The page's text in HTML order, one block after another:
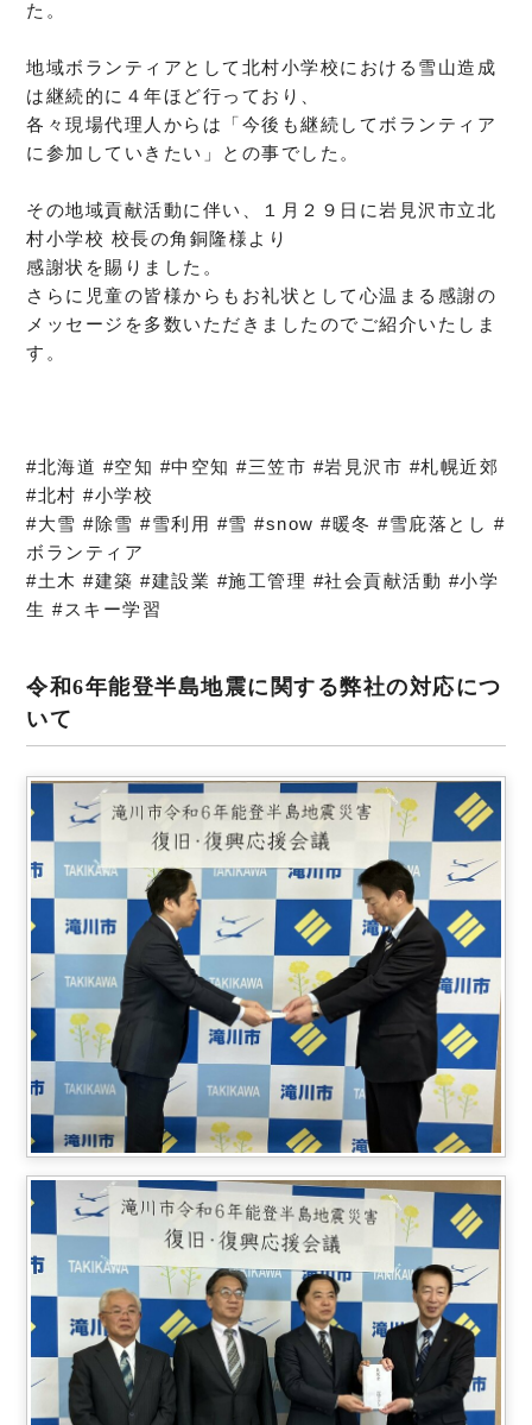
た。
地域ボランティアとして北村小学校における雪山造成
は継続的に４年ほど行っており、
各々現場代理人からは「今後も継続してボランティア
に参加していきたい」との事でした。
その地域貢献活動に伴い、１月２９日に岩見沢市立北
村小学校 校長の角銅隆様より
感謝状を賜りました。
さらに児童の皆様からもお礼状として心温まる感謝の
メッセージを多数いただきました のでご紹介いたしま
す。
#北海道 #空知 #中空知 #三笠市 #岩見沢市 #札幌近郊
#北村 #小学校
#大雪 #除雪 #雪利用 #雪 #snow #暖冬 #雪庇落とし #
ボランティア
#土木 #建築 #建設業 #施工管理 #社会貢献活動 #小学
生 #スキー学習
令和6年能登半島地震に関する弊社の対応につ
いて